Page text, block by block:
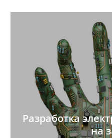
Разработка
на